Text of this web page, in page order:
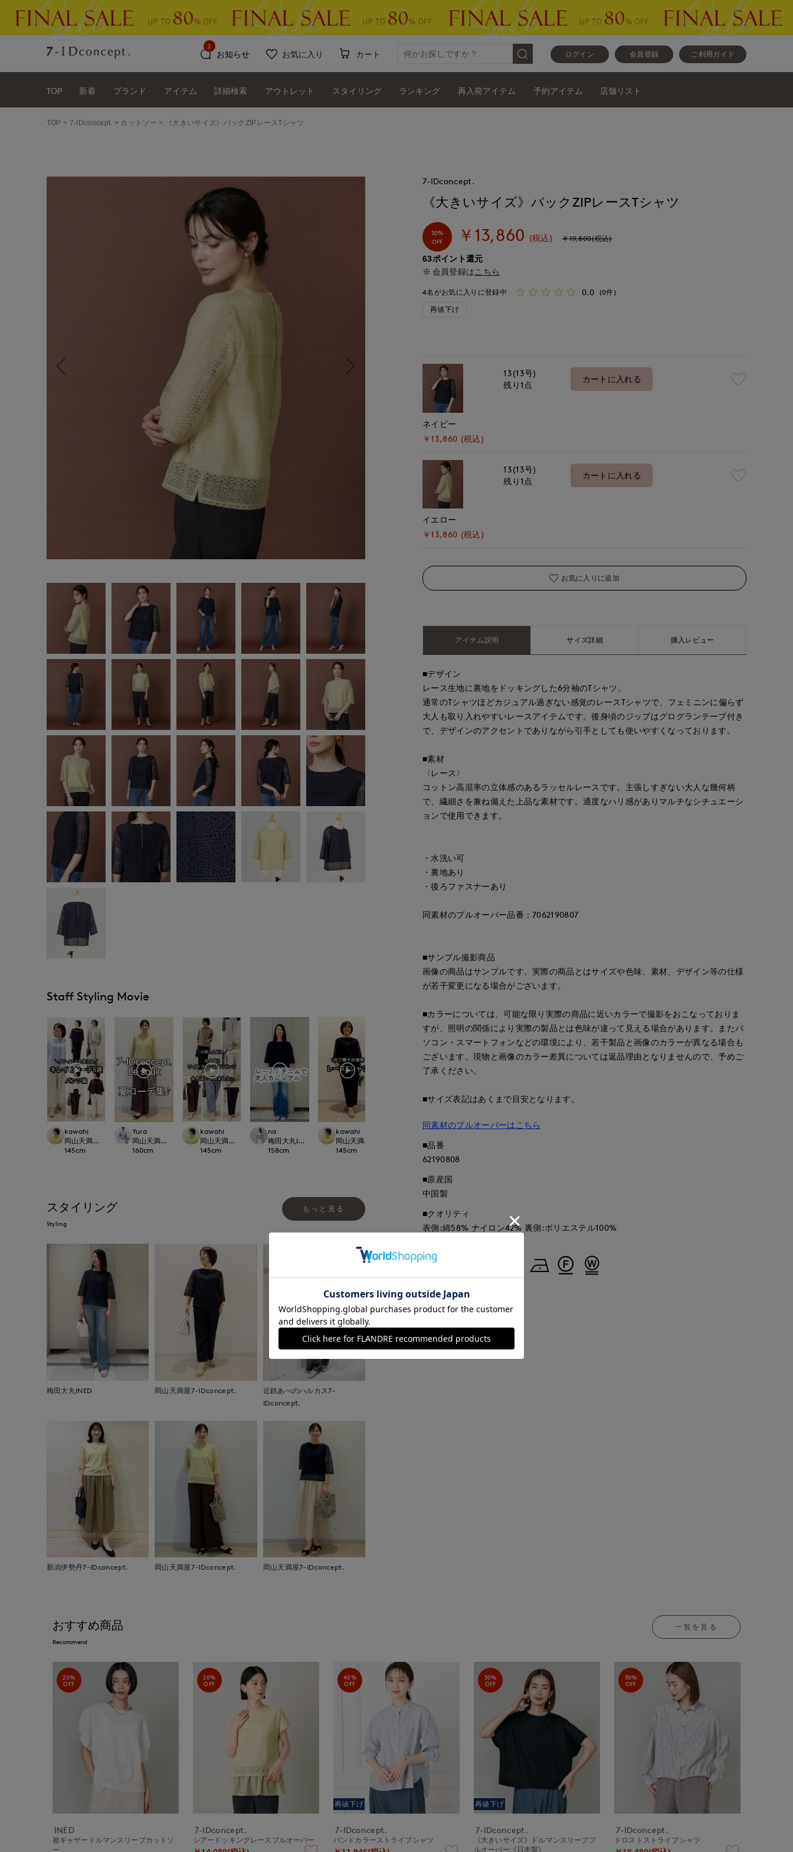
ログイン 会員登録 ご利用ガイド
お知らせ
2
お気に入り カート
TOP 新着 ブランド アイテム 詳細検索 アウトレット スタイリング ランキング 再入荷アイテム 予約アイテム 店舗リスト
TOP 7-IDconcept. カットソー 《大きいサイズ》バックZIPレースTシャツ
Staff Styling Movie
kawahi
岡山天満屋7-IDconcept.
145cm
Yura
岡山天満屋7-IDconcept.
160cm
kawahi
岡山天満屋7-IDconcept.
145cm
na
梅田大丸INED
158cm
kawahi
岡山天満屋7-IDconcept.
145cm
新潟伊勢丹7-IDconcept.
cm
Yura
na
スタイリング
Styling
もっと見る
梅田大丸INED 岡山天満屋7-IDconcept.
近鉄あべのハルカス7-
IDconcept.
新潟伊勢丹7-IDconcept. 岡山天満屋7-IDconcept. 岡山天満屋7-IDconcept.
7-IDconcept.
《大きいサイズ》バックZIPレースTシャツ
30%
OFF
￥13,860 (税込) ￥19,800(税込)
63ポイント還元
会員登録は こちら
4名がお気に入りに登録中 0.0
(0件)
再値下げ
ネイビー
￥13,860 (税込)
13(13号)
残り1点
カートに入れる
イエロー
￥13,860 (税込)
13(13号)
残り1点
カートに入れる
お気に入りに追加
アイテム説明 サイズ詳細 購入レビュー
■デザイン
レース生地に裏地をドッキングした6分袖のTシャツ。
通常のTシャツほどカジュアル過ぎない感覚のレースTシャツで、フェミニンに偏らず
大人も取り入れやすいレースアイテムです。後身頃のジップはグログランテープ付き
で、デザインのアクセントでありながら引手としても使いやすくなっております。
■素材
〈レース〉
コットン高混率の立体感のあるラッセルレースです。主張しすぎない大人な幾何柄
で、繊細さを兼ね備えた上品な素材です。適度なハリ感がありマルチなシチュエーシ
ョンで使用できます。
・水洗い可
・裏地あり
・後ろファスナーあり
同素材のプルオーバー品番：7062190807
■サンプル撮影商品
画像の商品はサンプルです。実際の商品とはサイズや色味、素材、デザイン等の仕様
が若干変更になる場合がございます。
■カラーについては、可能な限り実際の商品に近いカラーで撮影をおこなっておりま
すが、照明の関係により実際の製品とは色味が違って見える場合があります。またパ
ソコン・スマートフォンなどの環境により、若干製品と画像のカラーが異なる場合も
ございます。現物と画像のカラー差異については返品理由となりませんので、予めご
了承ください。
■サイズ表記はあくまで目安となります。
同素材のプルオーバーはこちら
■品番
62190808
■原産国
中国製
■クオリティ
表側:綿58% ナイロン42% 裏側:ポリエステル100%
取り扱いについて
おすすめ商品
Recommend
一覧を見る
20%
OFF
INED
裾ギャザードルマンスリーブカットソ
ー
20%
OFF
7-IDconcept.
シアードッキングレースプルオーバー
40%
OFF
再値下げ
7-IDconcept.
バンドカラーストライプシャツ
30%
OFF
再値下げ
7-IDconcept.
《大きいサイズ》ドルマンスリーブプ
ルオーバー《日本製》
30%
OFF
7-IDconcept.
ドロストストライプシャツ